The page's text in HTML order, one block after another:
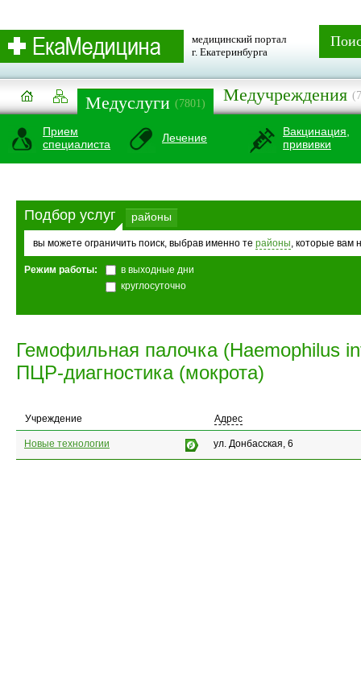
медицинский портал
г. Екатеринбурга
Медуслуги (7801) Медучреждения
Прием
специалиста
Лечение
Вакцинация,
прививки
Подбор услуг районы
вы можете ограничить поиск, выбрав именно те районы, которые вам
Режим работы:
в выходные дни
круглосуточно
Гемофильная палочка (Haemophilus
ПЦР-диагностика (мокрота)
Учреждение Адрес
Новые технологии ул. Донбасская, 6